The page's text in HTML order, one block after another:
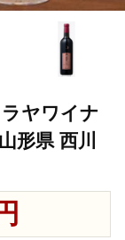
ヤワイナ
形県 西川